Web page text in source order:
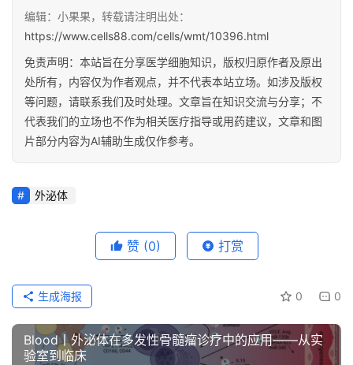
编辑：小果果，转载请注明出处：
https://www.cells88.com/cells/wmt/10396.html
免责声明：本站旨在分享医学细胞知识，版权归原作者及原出
处所有，内容仅为作者观点，并不代表本站立场。如涉及版权
等问题，请联系我们及时处理。文章旨在知识交流与分享；不
代表我们的立场也不作为相关医疗指导或用药建议，文章和图
片部分内容为AI辅助生成仅作参考。
外泌体
赞 (0) 打赏
0 0
生成海报
Blood丨外泌体在多发性骨髓瘤诊疗中的应用——从实
验室到临床